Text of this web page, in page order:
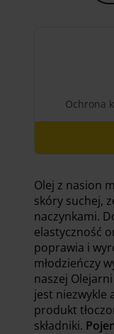
Olej z nasion
skóry suchej,
naczynkami.
elastyczność
poprawia i
młodzieńczy
naszej
jest niezwykle
produkt
składniki.